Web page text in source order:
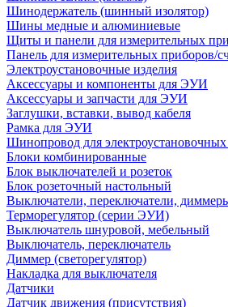
Шинодержатель (шинный изолятор)
Шины медные и алюминиевые
Щиты и панели для измерительных
Панель для измерительных приборов/
Электроустановочные изделия
Аксессуары и компоненты для ЭУИ
Аксессуары и запчасти для ЭУИ
Заглушки, вставки, вывод кабеля
Рамка для ЭУИ
Шинопровод для электроустановочных
Блоки комбинированные
Блок выключателей и розеток
Блок розеточный настольный
Выключатели, переключатели,
Терморегулятор (серии ЭУИ)
Выключатель шнуровой, мебельный
Выключатель, переключатель
Диммер (светорегулятор)
Накладка для выключателя
Датчики
Датчик движения (присутствия)